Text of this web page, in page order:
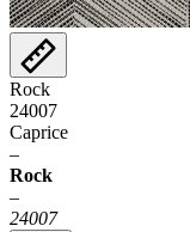
Rock
24007
Caprice
–
Rock
–
24007